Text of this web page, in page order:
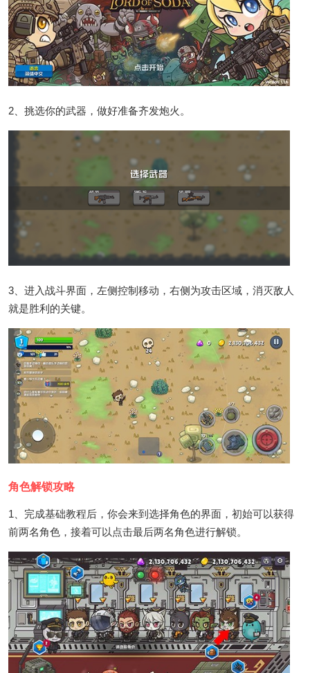
2、挑选你的武器，做好准备齐发炮火。
3、进入战斗界面，左侧控制移动，右侧为攻击区域，消灭敌人
就是胜利的关键。
角色解锁攻略
1、完成基础教程后，你会来到选择角色的界面，初始可以获得
前两名角色，接着可以点击最后两名角色进行解锁。